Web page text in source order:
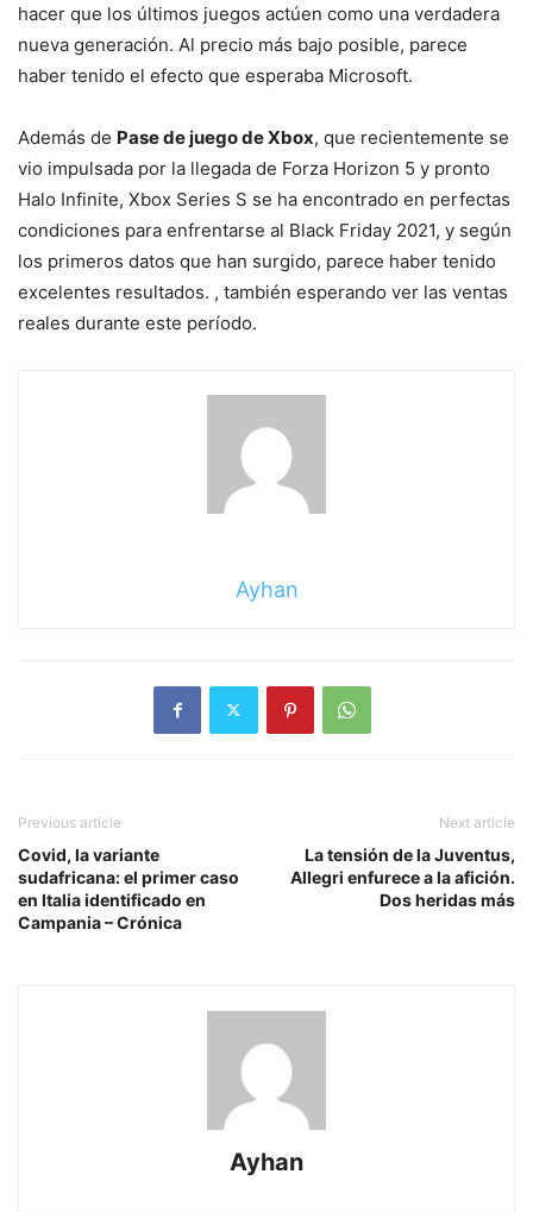
hacer que los últimos juegos actúen como una verdadera
nueva generación. Al precio más bajo posible, parece
haber tenido el efecto que esperaba Microsoft.
Además de Pase de juego de Xbox, que recientemente se
vio impulsada por la llegada de Forza Horizon 5 y pronto
Halo Infinite, Xbox Series S se ha encontrado en perfectas
condiciones para enfrentarse al Black Friday 2021, y según
los primeros datos que han surgido, parece haber tenido
excelentes resultados. , también esperando ver las ventas
reales durante este período.
Ayhan
Previous article
Covid, la variante
sudafricana: el primer caso
en Italia identificado en
Campania – Crónica
Next article
La tensión de la Juventus,
Allegri enfurece a la afición.
Dos heridas más
Ayhan